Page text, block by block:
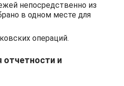
непосредственно из
в одном месте для
операций.
отчетности и